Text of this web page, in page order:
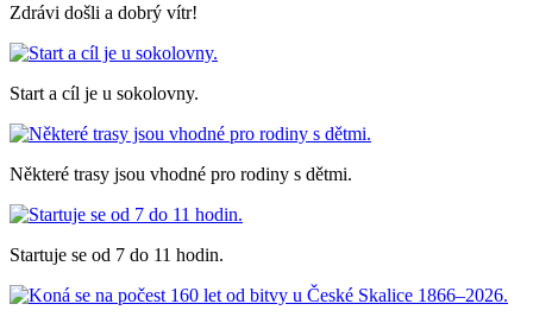
Zdrávi došli a dobrý vítr!
Start a cíl je u sokolovny.
Některé trasy jsou vhodné pro rodiny s dětmi.
Startuje se od 7 do 11 hodin.